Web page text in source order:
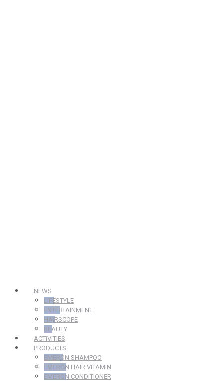
NEWS
LIFESTYLE
ENTERTAINMENT
HAIRSCOPE
BEAUTY
ACTIVITIES
PRODUCTS
EMERON SHAMPOO
EMERON HAIR VITAMIN
EMERON CONDITIONER